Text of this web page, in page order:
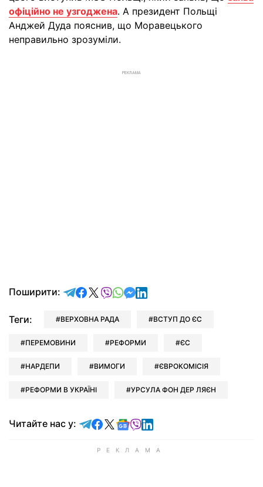
офіційно не узгоджена. А президент Польщі
Анджей Дуда пояснив, що Моравецького
неправильно зрозуміли.
РЕКЛАМА
Поширити: відправити у Telegram
поділитись у Facebook
поділитись у X
відправити у Viber
відправити у Whatsapp
відправити у Messenger
відправити у LinkedIn
Теги: ВЕРХОВНА РАДА ВСТУП ДО ЄС
ПЕРЕМОВИНИ РЕФОРМИ ЄС
НАРДЕПИ ВИМОГИ ЄВРОКОМІСІЯ
РЕФОРМИ В УКРАЇНІ УРСУЛА ФОН ДЕР ЛЯЄН
Читайте нас у: Читайте у Telegram
Читайте у Facebook
Читайте у X
Читайте у Google news
Читайте у Viber
Читайте у LinkedIn